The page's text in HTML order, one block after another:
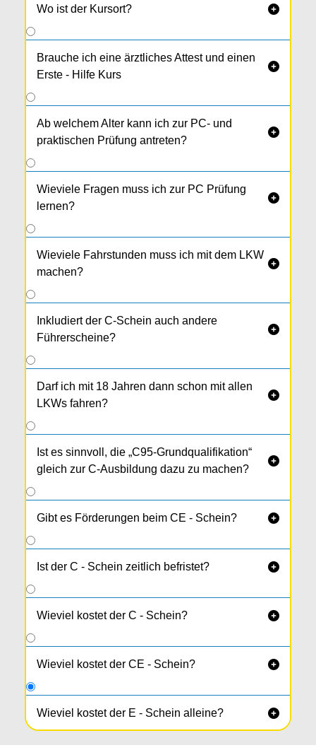
Wo ist der Kursort? 
Brauche ich eine ärztliches Attest und einen
Erste - Hilfe Kurs

Ab welchem Alter kann ich zur PC- und
praktischen Prüfung antreten?

Wieviele Fragen muss ich zur PC Prüfung
lernen?

Wieviele Fahrstunden muss ich mit dem LKW
machen?

Inkludiert der C-Schein auch andere
Führerscheine?

Darf ich mit 18 Jahren dann schon mit allen
LKWs fahren?

Ist es sinnvoll, die „C95-Grundqualifikation“
gleich zur C-Ausbildung dazu zu machen?

Gibt es Förderungen beim CE - Schein? 
Ist der C - Schein zeitlich befristet? 
Wieviel kostet der C - Schein? 
Wieviel kostet der CE - Schein? 
Wieviel kostet der E - Schein alleine? 